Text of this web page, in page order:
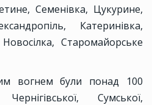
Семенівка, Цукурине,
Катеринівка,
Старомайорське
вогнем були понад 100
Сумської,